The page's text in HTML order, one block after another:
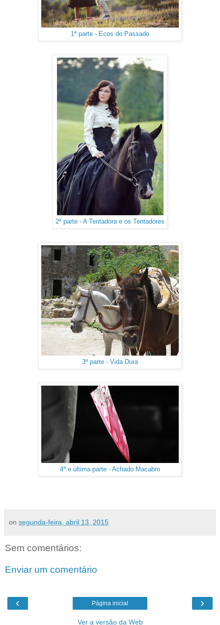
1ª parte - Ecos do Passado
2ª parte - A Tentadora e os Tentadores
3ª parte - Vida Dura
4ª e última parte - Achado Macabro
on segunda-feira, abril 13, 2015
Sem comentários:
Enviar um comentário
‹ ›
Página inicial
Ver a versão da Web